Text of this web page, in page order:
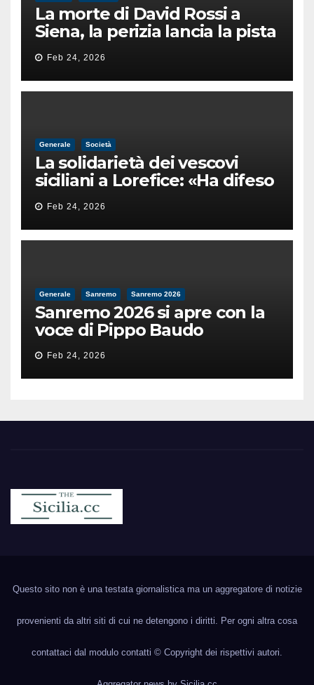
La morte di David Rossi a
Siena, la perizia lancia la pista
di un’intimidazione finita
male
Feb 24, 2026
Generale Società
La solidarietà dei vescovi
siciliani a Lorefice: «Ha difeso
il valore e la dignità
dell’umanità»
Feb 24, 2026
Generale Sanremo Sanremo 2026
Sanremo 2026 si apre con la
voce di Pippo Baudo
Feb 24, 2026
Questo sito non è una testata giornalistica ma un aggregatore di notizie
provenienti da altri siti di cui ne detengono i diritti. Per ogni altra cosa
contattaci dal modulo contatti © Copyright dei rispettivi autori.